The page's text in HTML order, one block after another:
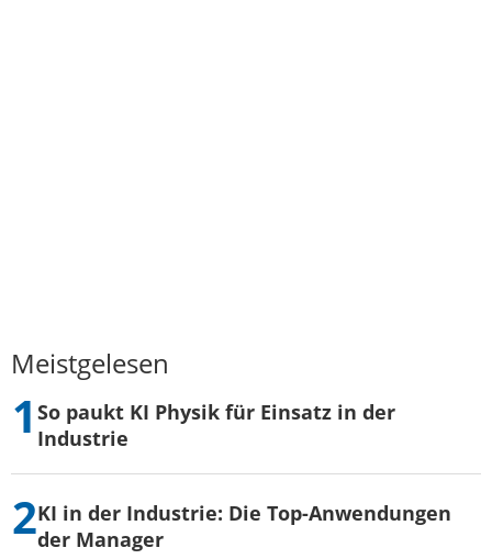
Meistgelesen
So paukt KI Physik für Einsatz in der
Industrie
KI in der Industrie: Die Top-Anwendungen
der Manager